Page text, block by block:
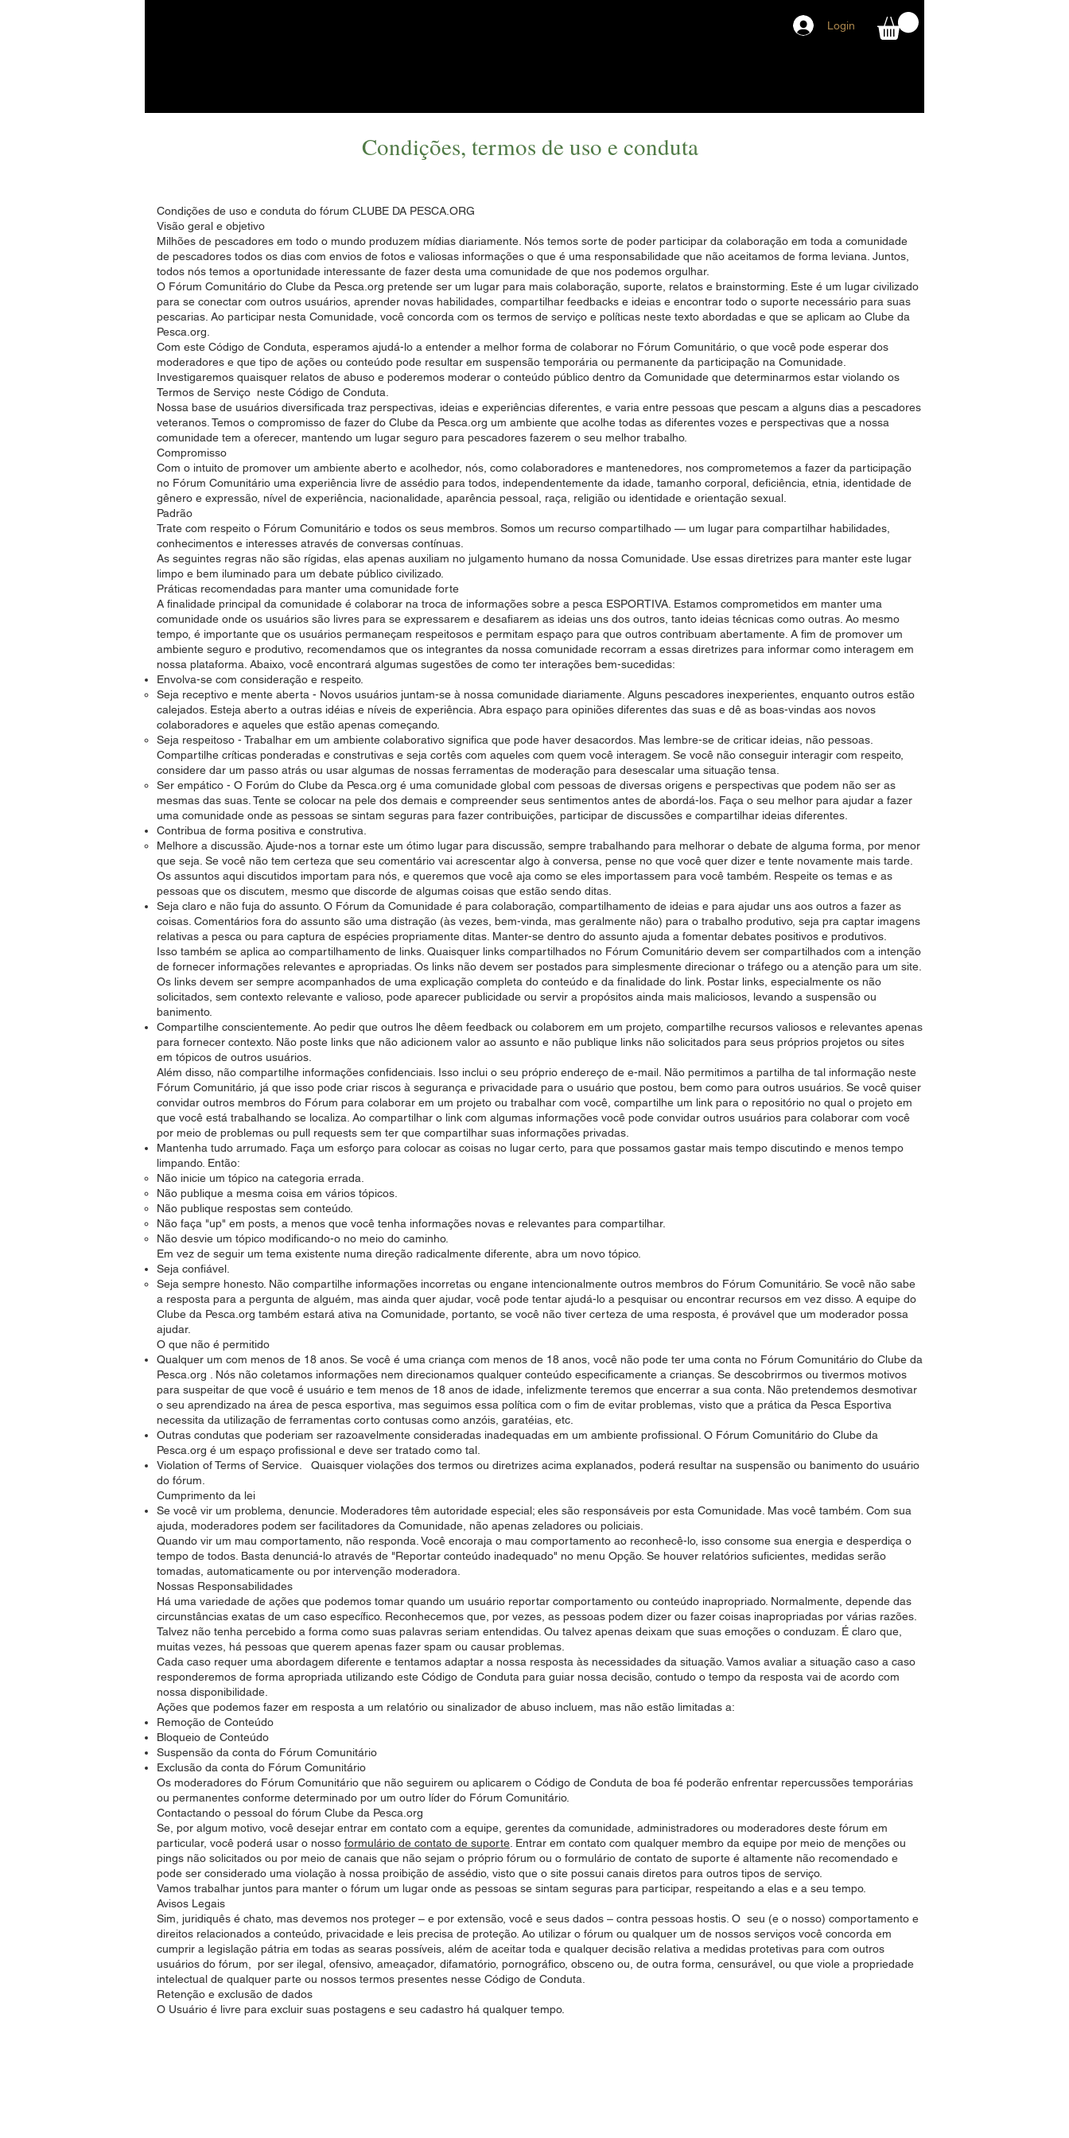
Login
Condições, termos de uso e conduta
Condições de uso e conduta do fórum CLUBE DA PESCA.ORG
Visão geral e objetivo
Milhões de pescadores em todo o mundo produzem mídias diariamente. Nós temos sorte de poder participar da colaboração em toda a comunidade
de pescadores todos os dias com envios de fotos e valiosas informações o que é uma responsabilidade que não aceitamos de forma leviana. Juntos,
todos nós temos a oportunidade interessante de fazer desta uma comunidade de que nos podemos orgulhar.
O Fórum Comunitário do Clube da Pesca.org pretende ser um lugar para mais colaboração, suporte, relatos e brainstorming. Este é um lugar civilizado
para se conectar com outros usuários, aprender novas habilidades, compartilhar feedbacks e ideias e encontrar todo o suporte necessário para suas
pescarias. Ao participar nesta Comunidade, você concorda com os termos de serviço e políticas neste texto abordadas e que se aplicam ao Clube da
Pesca.org.
Com este Código de Conduta, esperamos ajudá-lo a entender a melhor forma de colaborar no Fórum Comunitário, o que você pode esperar dos
moderadores e que tipo de ações ou conteúdo pode resultar em suspensão temporária ou permanente da participação na Comunidade.
Investigaremos quaisquer relatos de abuso e poderemos moderar o conteúdo público dentro da Comunidade que determinarmos estar violando os
Termos de Serviço neste Código de Conduta.
Nossa base de usuários diversificada traz perspectivas, ideias e experiências diferentes, e varia entre pessoas que pescam a alguns dias a pescadores
veteranos. Temos o compromisso de fazer do Clube da Pesca.org um ambiente que acolhe todas as diferentes vozes e perspectivas que a nossa
comunidade tem a oferecer, mantendo um lugar seguro para pescadores fazerem o seu melhor trabalho.
Compromisso
Com o intuito de promover um ambiente aberto e acolhedor, nós, como colaboradores e mantenedores, nos comprometemos a fazer da participação
no Fórum Comunitário uma experiência livre de assédio para todos, independentemente da idade, tamanho corporal, deficiência, etnia, identidade de
gênero e expressão, nível de experiência, nacionalidade, aparência pessoal, raça, religião ou identidade e orientação sexual.
Padrão
Trate com respeito o Fórum Comunitário e todos os seus membros. Somos um recurso compartilhado — um lugar para compartilhar habilidades,
conhecimentos e interesses através de conversas contínuas.
As seguintes regras não são rígidas, elas apenas auxiliam no julgamento humano da nossa Comunidade. Use essas diretrizes para manter este lugar
limpo e bem iluminado para um debate público civilizado.
Práticas recomendadas para manter uma comunidade forte
A finalidade principal da comunidade é colaborar na troca de informações sobre a pesca ESPORTIVA. Estamos comprometidos em manter uma
comunidade onde os usuários são livres para se expressarem e desafiarem as ideias uns dos outros, tanto ideias técnicas como outras. Ao mesmo
tempo, é importante que os usuários permaneçam respeitosos e permitam espaço para que outros contribuam abertamente. A fim de promover um
ambiente seguro e produtivo, recomendamos que os integrantes da nossa comunidade recorram a essas diretrizes para informar como interagem em
nossa plataforma. Abaixo, você encontrará algumas sugestões de como ter interações bem-sucedidas:
Envolva-se com consideração e respeito.
Seja receptivo e mente aberta - Novos usuários juntam-se à nossa comunidade diariamente. Alguns pescadores inexperientes, enquanto outros estão
calejados. Esteja aberto a outras idéias e níveis de experiência. Abra espaço para opiniões diferentes das suas e dê as boas-vindas aos novos
colaboradores e aqueles que estão apenas começando.
Seja respeitoso - Trabalhar em um ambiente colaborativo significa que pode haver desacordos. Mas lembre-se de criticar ideias, não pessoas.
Compartilhe críticas ponderadas e construtivas e seja cortês com aqueles com quem você interagem. Se você não conseguir interagir com respeito,
considere dar um passo atrás ou usar algumas de nossas ferramentas de moderação para desescalar uma situação tensa.
Ser empático - O Forúm do Clube da Pesca.org é uma comunidade global com pessoas de diversas origens e perspectivas que podem não ser as
mesmas das suas. Tente se colocar na pele dos demais e compreender seus sentimentos antes de abordá-los. Faça o seu melhor para ajudar a fazer
uma comunidade onde as pessoas se sintam seguras para fazer contribuições, participar de discussões e compartilhar ideias diferentes.
Contribua de forma positiva e construtiva.
Melhore a discussão. Ajude-nos a tornar este um ótimo lugar para discussão, sempre trabalhando para melhorar o debate de alguma forma, por menor
que seja. Se você não tem certeza que seu comentário vai acrescentar algo à conversa, pense no que você quer dizer e tente novamente mais tarde.
Os assuntos aqui discutidos importam para nós, e queremos que você aja como se eles importassem para você também. Respeite os temas e as
pessoas que os discutem, mesmo que discorde de algumas coisas que estão sendo ditas.
Seja claro e não fuja do assunto. O Fórum da Comunidade é para colaboração, compartilhamento de ideias e para ajudar uns aos outros a fazer as
coisas. Comentários fora do assunto são uma distração (às vezes, bem-vinda, mas geralmente não) para o trabalho produtivo, seja pra captar imagens
relativas a pesca ou para captura de espécies propriamente ditas. Manter-se dentro do assunto ajuda a fomentar debates positivos e produtivos.
Isso também se aplica ao compartilhamento de links. Quaisquer links compartilhados no Fórum Comunitário devem ser compartilhados com a intenção
de fornecer informações relevantes e apropriadas. Os links não devem ser postados para simplesmente direcionar o tráfego ou a atenção para um site.
Os links devem ser sempre acompanhados de uma explicação completa do conteúdo e da finalidade do link. Postar links, especialmente os não
solicitados, sem contexto relevante e valioso, pode aparecer publicidade ou servir a propósitos ainda mais maliciosos, levando a suspensão ou
banimento.
Compartilhe conscientemente. Ao pedir que outros lhe dêem feedback ou colaborem em um projeto, compartilhe recursos valiosos e relevantes apenas
para fornecer contexto. Não poste links que não adicionem valor ao assunto e não publique links não solicitados para seus próprios projetos ou sites
em tópicos de outros usuários.
Além disso, não compartilhe informações confidenciais. Isso inclui o seu próprio endereço de e-mail. Não permitimos a partilha de tal informação neste
Fórum Comunitário, já que isso pode criar riscos à segurança e privacidade para o usuário que postou, bem como para outros usuários. Se você quiser
convidar outros membros do Fórum para colaborar em um projeto ou trabalhar com você, compartilhe um link para o repositório no qual o projeto em
que você está trabalhando se localiza. Ao compartilhar o link com algumas informações você pode convidar outros usuários para colaborar com você
por meio de problemas ou pull requests sem ter que compartilhar suas informações privadas.
Mantenha tudo arrumado. Faça um esforço para colocar as coisas no lugar certo, para que possamos gastar mais tempo discutindo e menos tempo
limpando. Então:
Não inicie um tópico na categoria errada.
Não publique a mesma coisa em vários tópicos.
Não publique respostas sem conteúdo.
Não faça "up" em posts, a menos que você tenha informações novas e relevantes para compartilhar.
Não desvie um tópico modificando-o no meio do caminho.
Em vez de seguir um tema existente numa direção radicalmente diferente, abra um novo tópico.
Seja confiável.
Seja sempre honesto. Não compartilhe informações incorretas ou engane intencionalmente outros membros do Fórum Comunitário. Se você não sabe
a resposta para a pergunta de alguém, mas ainda quer ajudar, você pode tentar ajudá-lo a pesquisar ou encontrar recursos em vez disso. A equipe do
Clube da Pesca.org também estará ativa na Comunidade, portanto, se você não tiver certeza de uma resposta, é provável que um moderador possa
ajudar.
O que não é permitido
Qualquer um com menos de 18 anos. Se você é uma criança com menos de 18 anos, você não pode ter uma conta no Fórum Comunitário do Clube da
Pesca.org . Nós não coletamos informações nem direcionamos qualquer conteúdo especificamente a crianças. Se descobrirmos ou tivermos motivos
para suspeitar de que você é usuário e tem menos de 18 anos de idade, infelizmente teremos que encerrar a sua conta. Não pretendemos desmotivar
o seu aprendizado na área de pesca esportiva, mas seguimos essa política com o fim de evitar problemas, visto que a prática da Pesca Esportiva
necessita da utilização de ferramentas corto contusas como anzóis, garatéias, etc.
Outras condutas que poderiam ser razoavelmente consideradas inadequadas em um ambiente profissional. O Fórum Comunitário do Clube da
Pesca.org é um espaço profissional e deve ser tratado como tal.
Violation of Terms of Service. Quaisquer violações dos termos ou diretrizes acima explanados, poderá resultar na suspensão ou banimento do usuário
do fórum.
Cumprimento da lei
Se você vir um problema, denuncie. Moderadores têm autoridade especial; eles são responsáveis por esta Comunidade. Mas você também. Com sua
ajuda, moderadores podem ser facilitadores da Comunidade, não apenas zeladores ou policiais.
Quando vir um mau comportamento, não responda. Você encoraja o mau comportamento ao reconhecê-lo, isso consome sua energia e desperdiça o
tempo de todos. Basta denunciá-lo através de "Reportar conteúdo inadequado" no menu Opção. Se houver relatórios suficientes, medidas serão
tomadas, automaticamente ou por intervenção moderadora.
Nossas Responsabilidades
Há uma variedade de ações que podemos tomar quando um usuário reportar comportamento ou conteúdo inapropriado. Normalmente, depende das
circunstâncias exatas de um caso específico. Reconhecemos que, por vezes, as pessoas podem dizer ou fazer coisas inapropriadas por várias razões.
Talvez não tenha percebido a forma como suas palavras seriam entendidas. Ou talvez apenas deixam que suas emoções o conduzam. É claro que,
muitas vezes, há pessoas que querem apenas fazer spam ou causar problemas.
Cada caso requer uma abordagem diferente e tentamos adaptar a nossa resposta às necessidades da situação. Vamos avaliar a situação caso a caso
responderemos de forma apropriada utilizando este Código de Conduta para guiar nossa decisão, contudo o tempo da resposta vai de acordo com
nossa disponibilidade.
Ações que podemos fazer em resposta a um relatório ou sinalizador de abuso incluem, mas não estão limitadas a:
Remoção de Conteúdo
Bloqueio de Conteúdo
Suspensão da conta do Fórum Comunitário
Exclusão da conta do Fórum Comunitário
Os moderadores do Fórum Comunitário que não seguirem ou aplicarem o Código de Conduta de boa fé poderão enfrentar repercussões temporárias
ou permanentes conforme determinado por um outro líder do Fórum Comunitário.
Contactando o pessoal do fórum Clube da Pesca.org
Se, por algum motivo, você desejar entrar em contato com a equipe, gerentes da comunidade, administradores ou moderadores deste fórum em
particular, você poderá usar o nosso formulário de contato de suporte . Entrar em contato com qualquer membro da equipe por meio de menções ou
pings não solicitados ou por meio de canais que não sejam o próprio fórum ou o formulário de contato de suporte é altamente não recomendado e
pode ser considerado uma violação à nossa proibição de assédio, visto que o site possui canais diretos para outros tipos de serviço.
Vamos trabalhar juntos para manter o fórum um lugar onde as pessoas se sintam seguras para participar, respeitando a elas e a seu tempo.
Avisos Legais
Sim, juridiquês é chato, mas devemos nos proteger – e por extensão, você e seus dados – contra pessoas hostis. O seu (e o nosso) comportamento e
direitos relacionados a conteúdo, privacidade e leis precisa de proteção. Ao utilizar o fórum ou qualquer um de nossos serviços você concorda em
cumprir a legislação pátria em todas as searas possíveis, além de aceitar toda e qualquer decisão relativa a medidas protetivas para com outros
usuários do fórum, por ser ilegal, ofensivo, ameaçador, difamatório, pornográfico, obsceno ou, de outra forma, censurável, ou que viole a propriedade
intelectual de qualquer parte ou nossos termos presentes nesse Código de Conduta.
Retenção e exclusão de dados
O Usuário é livre para excluir suas postagens e seu cadastro há qualquer tempo.